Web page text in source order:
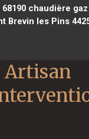
chaudière
Brevin les Pins
Artisan